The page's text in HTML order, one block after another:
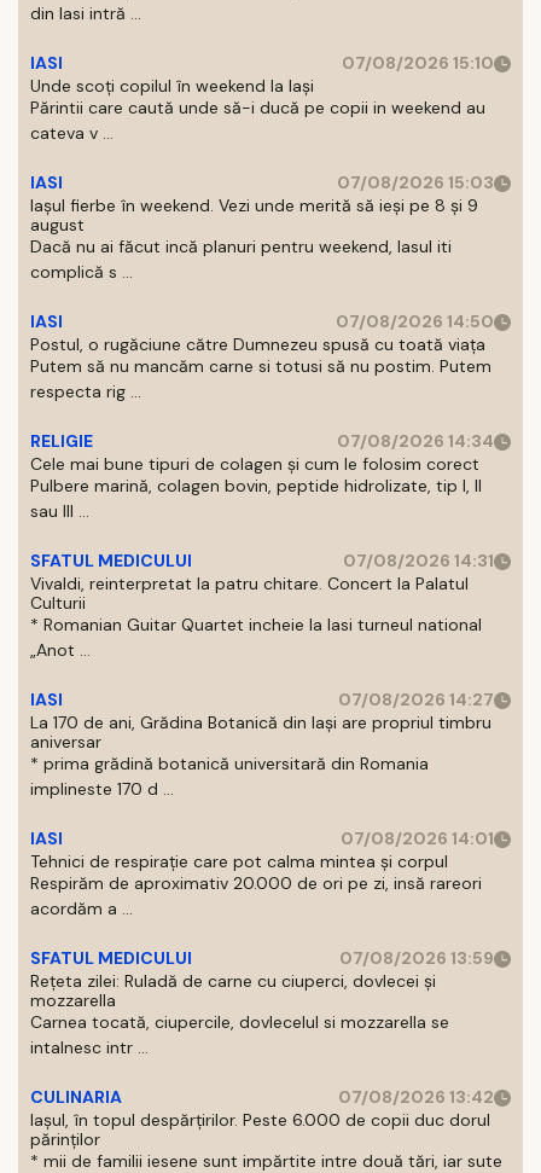
din Iasi intră ...
IASI
07/08/2026 15:10
Unde scoți copilul în weekend la Iași
Părintii care caută unde să-i ducă pe copii in weekend au
cateva v ...
IASI
07/08/2026 15:03
Iașul fierbe în weekend. Vezi unde merită să ieși pe 8 și 9
august
Dacă nu ai făcut incă planuri pentru weekend, Iasul iti
complică s ...
IASI
07/08/2026 14:50
Postul, o rugăciune către Dumnezeu spusă cu toată viața
Putem să nu mancăm carne si totusi să nu postim. Putem
respecta rig ...
RELIGIE
07/08/2026 14:34
Cele mai bune tipuri de colagen și cum le folosim corect
Pulbere marină, colagen bovin, peptide hidrolizate, tip I, II
sau III ...
SFATUL MEDICULUI
07/08/2026 14:31
Vivaldi, reinterpretat la patru chitare. Concert la Palatul
Culturii
* Romanian Guitar Quartet incheie la Iasi turneul national
„Anot ...
IASI
07/08/2026 14:27
La 170 de ani, Grădina Botanică din Iași are propriul timbru
aniversar
* prima grădină botanică universitară din Romania
implineste 170 d ...
IASI
07/08/2026 14:01
Tehnici de respirație care pot calma mintea și corpul
Respirăm de aproximativ 20.000 de ori pe zi, insă rareori
acordăm a ...
SFATUL MEDICULUI
07/08/2026 13:59
Rețeta zilei: Ruladă de carne cu ciuperci, dovlecei și
mozzarella
Carnea tocată, ciupercile, dovlecelul si mozzarella se
intalnesc intr ...
CULINARIA
07/08/2026 13:42
Iașul, în topul despărțirilor. Peste 6.000 de copii duc dorul
părinților
* mii de familii iesene sunt impărtite intre două tări, iar sute